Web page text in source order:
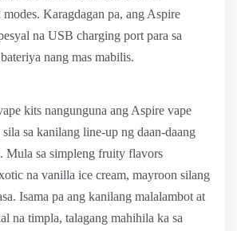
Karagdagan pa, ang Aspire
na USB charging port para sa
nang mas mabilis.
kits nangunguna ang Aspire vape
sa kanilang line-up ng daan-daang
Mula sa simpleng fruity flavors
na vanilla ice cream, mayroon silang
Isama pa ang kanilang malalambot at
na timpla, talagang mahihila ka sa